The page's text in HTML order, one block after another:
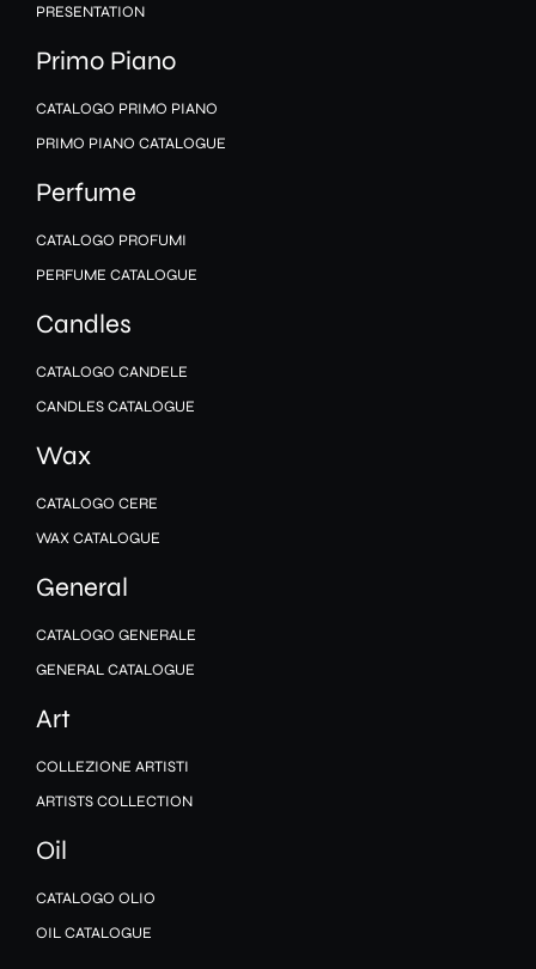
PRESENTATION
Primo Piano
CATALOGO PRIMO PIANO
PRIMO PIANO CATALOGUE
Perfume
CATALOGO PROFUMI
PERFUME CATALOGUE
Candles
CATALOGO CANDELE
CANDLES CATALOGUE
Wax
CATALOGO CERE
WAX CATALOGUE
General
CATALOGO GENERALE
GENERAL CATALOGUE
Art
COLLEZIONE ARTISTI
ARTISTS COLLECTION
Oil
CATALOGO OLIO
OIL CATALOGUE